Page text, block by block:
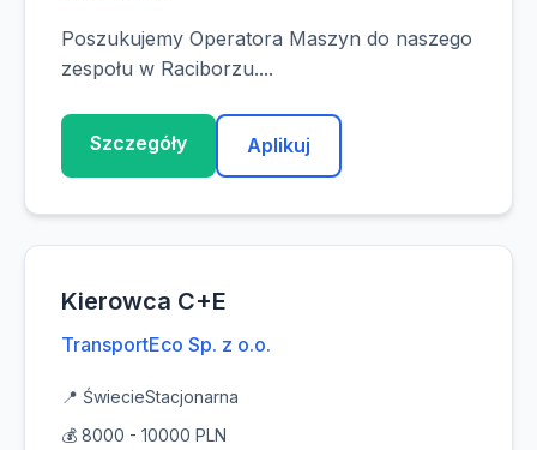
Poszukujemy Operatora Maszyn do naszego
zespołu w Raciborzu....
Szczegóły Aplikuj
Kierowca C+E
TransportEco Sp. z o.o.
📍 ŚwiecieStacjonarna
💰 8000 - 10000 PLN